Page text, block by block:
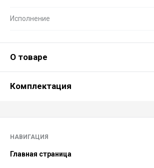
Исполнение
О товаре
Комплектация
НАВИГАЦИЯ
Главная страница